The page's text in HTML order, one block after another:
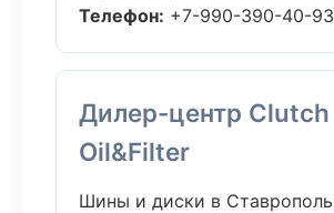
Телефон: +7-990-390-40-93
Дилер-центр Clutch
Oil&Filter
Шины и диски в Ставрополь